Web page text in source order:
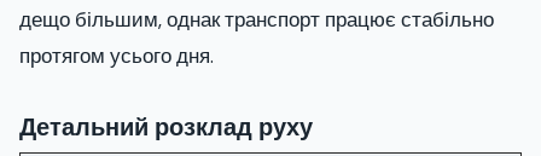
дещо більшим, однак транспорт працює стабільно
протягом усього дня.
Детальний розклад руху